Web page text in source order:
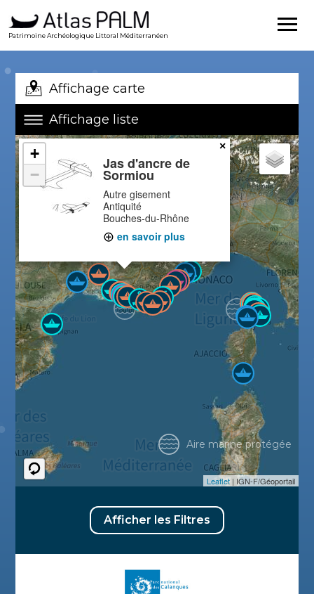
Patrimoine Archéologique Littoral Méditerranéen
Affichage carte
Affichage liste
Jas d'ancre de
Sormiou
Autre gisement
Antiquité
Bouches-du-Rhône
en savoir plus
×
+
−
Leaflet | IGN-F/Géoportail
Aire marine protégée
Afficher les Filtres